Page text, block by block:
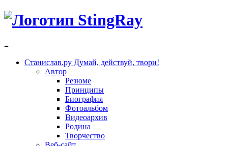
≡
Станислав.ру Думай, действуй, твори!
Автор
Резюме
Принципы
Биография
Фотоальбом
Видеоархив
Родина
Творчество